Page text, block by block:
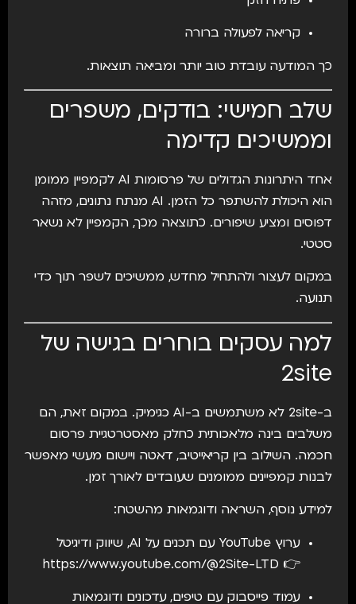
קריאה לפעולה ברורה
כך המודעה עובדת טוב יותר ומביאה תוצאות.
שלב חמישי: בודקים, משפרים
וממשיכים קדימה
אחד היתרונות הגדולים של פרסומות AI לקמפיין ממומן
הוא היכולת להשתפר כל הזמן. AI מנתח נתונים, מזהה
דפוסים ומציע שיפורים. כתוצאה מכך, הקמפיין לא נשאר
סטטי.
במקום לעצור ולהתחיל מחדש, ממשיכים לשפר תוך כדי
תנועה.
למה עסקים בוחרים בגישה של
2site
ב-2site לא משתמשים ב-AI כגימיק. במקום זאת, הם
משלבים בינה מלאכותית כחלק מאסטרטגיית פרסום
חכמה. השילוב בין קריאייטיב, דאטה ויישום מעשי מאפשר
לבנות קמפיינים ממומנים שעובדים לאורך זמן.
למידע נוסף, השראה ודוגמאות מהשטח:
ערוץ YouTube עם תכנים על AI, שיווק ודיגיטל
👉
https://www.youtube.com/@2Site-LTD
עמוד פייסבוק עם טיפים, עדכונים ודוגמאות